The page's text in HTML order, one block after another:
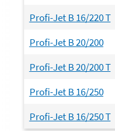
Profi-Jet B 16/220 T
Profi-Jet B 20/200
Profi-Jet B 20/200 T
Profi-Jet B 16/250
Profi-Jet B 16/250 T